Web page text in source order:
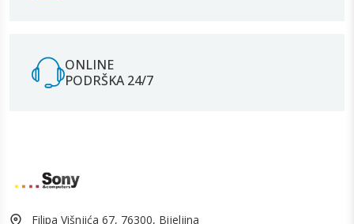
ONLINE
PODRŠKA 24/7
Filipa Višnjića 67, 76300, Bijeljina